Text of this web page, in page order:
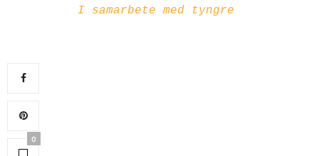
I samarbete med tyngre
0